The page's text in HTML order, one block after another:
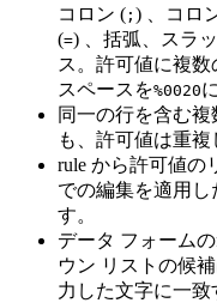
コロン ( ; ) 、コロ
(=) 、括弧、スラ
ス。許可値に複
スペースを%0020
同一の行を含む
も、許可値は重複
rule から許可値の
での編集を適用し
す。
データ フォーム
ウン リストの候
力した文字に一